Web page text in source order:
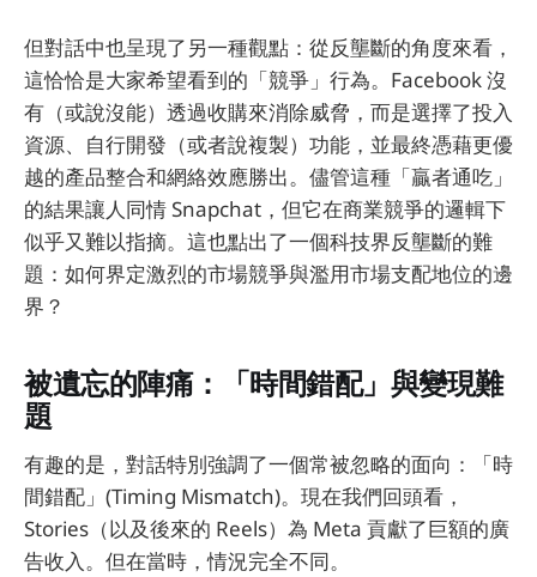
但對話中也呈現了另一種觀點：從反壟斷的角度來看，
這恰恰是大家希望看到的「競爭」行為。Facebook 沒
有（或說沒能）透過收購來消除威脅，而是選擇了投入
資源、自行開發（或者說複製）功能，並最終憑藉更優
越的產品整合和網絡效應勝出。儘管這種「贏者通吃」
的結果讓人同情 Snapchat，但它在商業競爭的邏輯下
似乎又難以指摘。這也點出了一個科技界反壟斷的難
題：如何界定激烈的市場競爭與濫用市場支配地位的邊
界？
被遺忘的陣痛：「時間錯配」與變現難
題
有趣的是，對話特別強調了一個常被忽略的面向：「時
間錯配」(Timing Mismatch)。現在我們回頭看，
Stories（以及後來的 Reels）為 Meta 貢獻了巨額的廣
告收入。但在當時，情況完全不同。